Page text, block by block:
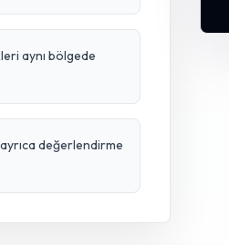
aynı bölgede
değerlendirme